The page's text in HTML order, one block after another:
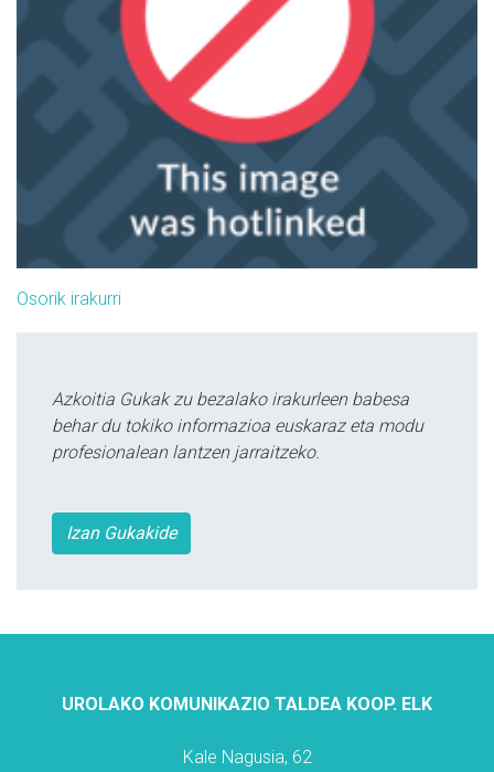
Osorik irakurri
Azkoitia Gukak zu bezalako irakurleen babesa
behar du tokiko informazioa euskaraz eta modu
profesionalean lantzen jarraitzeko.
Izan Gukakide
UROLAKO KOMUNIKAZIO TALDEA KOOP. ELK
Kale Nagusia, 62